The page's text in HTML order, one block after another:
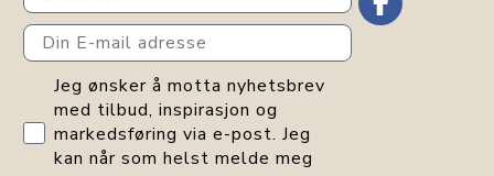
Din E-mail adresse
GDPR consent
Jeg ønsker å motta nyhetsbrev
med tilbud, inspirasjon og
markedsføring via e-post. Jeg
kan når som helst melde meg